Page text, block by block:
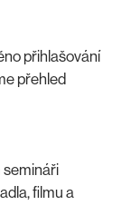
přihlašování
přehled
semináři
filmu a